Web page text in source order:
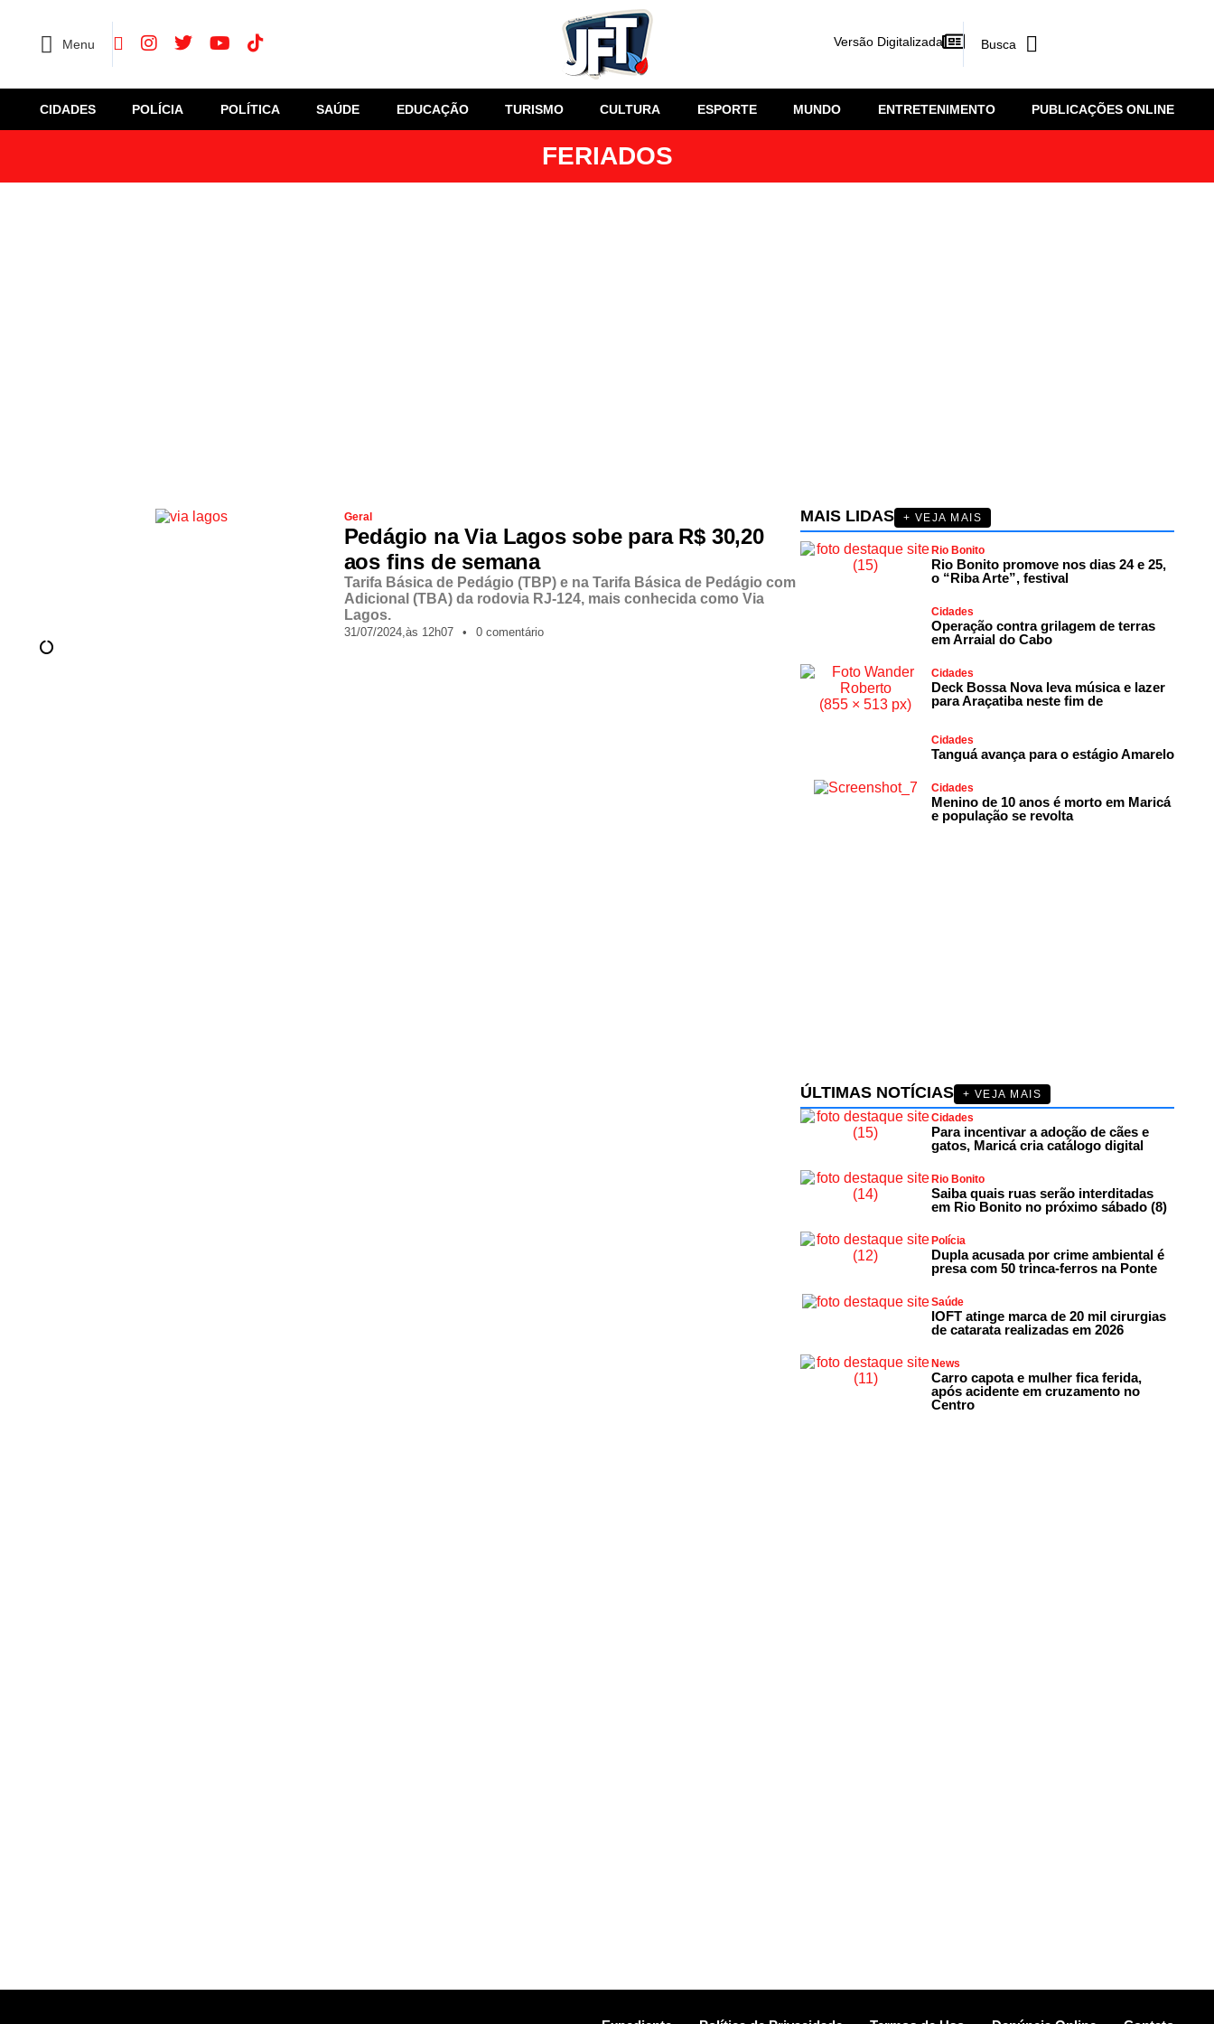
Menu Versão Digitalizada
CIDADES POLÍCIA POLÍTICA SAÚDE EDUCAÇÃO TURISMO CULTURA ESPORTE MUNDO ENTRETENIMENTO PUBLICAÇÕES ONLINE
FERIADOS
Geral
Pedágio na Via Lagos sobe para R$ 30,20
aos fins de semana
Tarifa Básica de Pedágio (TBP) e na Tarifa Básica de Pedágio com
Adicional (TBA) da rodovia RJ-124, mais conhecida como Via
Lagos.
31/07/2024,às 12h07 • 0 comentário
MAIS LIDAS + VEJA MAIS
Rio Bonito
Rio Bonito promove nos dias 24 e 25,
o “Riba Arte”, festival
Cidades
Operação contra grilagem de terras
em Arraial do Cabo
Cidades
Deck Bossa Nova leva música e lazer
para Araçatiba neste fim de
Cidades
Tanguá avança para o estágio Amarelo
Cidades
Menino de 10 anos é morto em Maricá
e população se revolta
ÚLTIMAS NOTÍCIAS
+ VEJA MAIS
Cidades
Para incentivar a adoção de cães e
gatos, Maricá cria catálogo digital
Rio Bonito
Saiba quais ruas serão interditadas
em Rio Bonito no próximo sábado (8)
Polícia
Dupla acusada por crime ambiental é
presa com 50 trinca-ferros na Ponte
Saúde
IOFT atinge marca de 20 mil cirurgias
de catarata realizadas em 2026
News
Carro capota e mulher fica ferida,
após acidente em cruzamento no
Centro